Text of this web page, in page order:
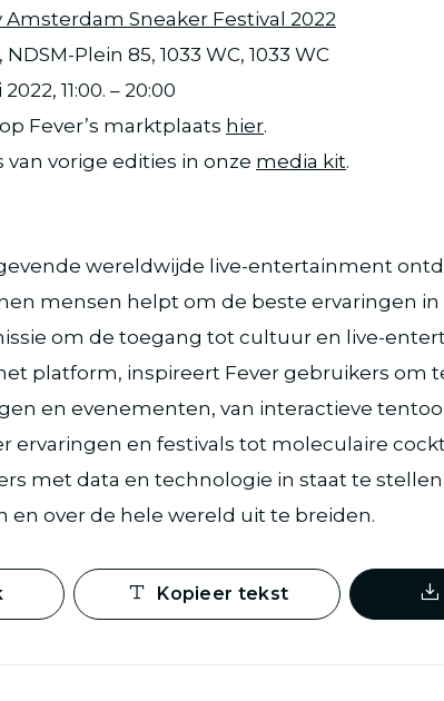
Sneaker Festival 2022
Plein 85, 1033 WC, 1033 WC
11:00. – 20:00
Fever’s marktplaats hier.
vorige edities in onze media kit.
wereldwijde live-entertainment
mensen helpt om de beste ervaringen
om de toegang tot cultuur en live-
platform, inspireert Fever gebruikers om
en evenementen, van interactieve
ervaringen en festivals tot moleculaire
met data en technologie in staat te
en over de hele wereld uit te breiden.
Kopieer tekst